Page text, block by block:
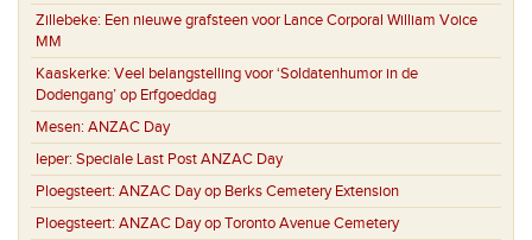
Zillebeke: Een nieuwe grafsteen voor Lance Corporal William Voice
MM
Kaaskerke: Veel belangstelling voor ‘Soldatenhumor in de
Dodengang’ op Erfgoeddag
Mesen: ANZAC Day
Ieper: Speciale Last Post ANZAC Day
Ploegsteert: ANZAC Day op Berks Cemetery Extension
Ploegsteert: ANZAC Day op Toronto Avenue Cemetery